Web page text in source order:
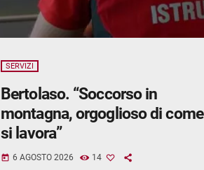
SERVIZI
Bertolaso. “Soccorso in
montagna, orgoglioso di come
si lavora”
today 6 AGOSTO 2026 14